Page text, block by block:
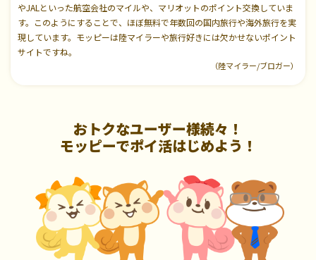
やJALといった航空会社のマイルや、マリオットのポイント交換していま
す。このようにすることで、ほぼ無料で年数回の国内旅行や海外旅行を実
現しています。モッピーは陸マイラーや旅行好きには欠かせないポイント
サイトですね。
（陸マイラー/ブロガー）
おトクなユーザー様続々！
モッピーでポイ活はじめよう！